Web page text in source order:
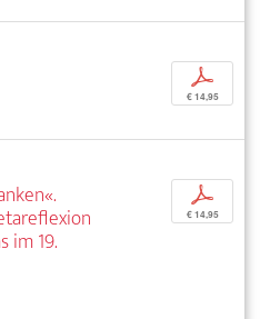
p
€ 14,95
im 19.
p
€ 14,95